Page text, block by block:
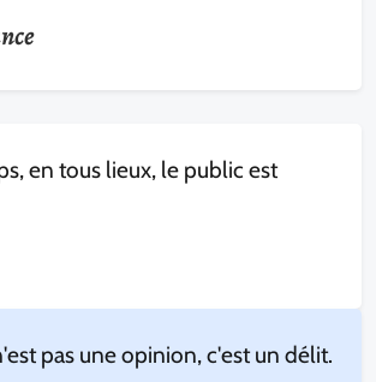
en tous lieux, le public est
pas une opinion, c'est un délit.